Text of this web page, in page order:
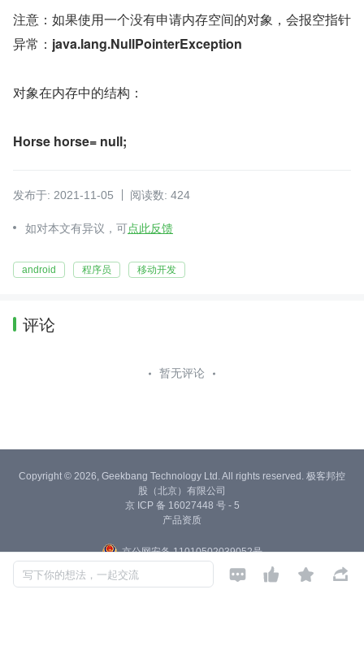
注意：如果使用一个没有申请内存空间的对象，会报空指针
异常： java.lang.NullPointerException
对象在内存中的结构：
Horse horse= null;
发布于: 2021-11-05 阅读数: 424
如对本文有异议，可点此反馈
android 程序员 移动开发
评论
暂无评论
写下你的想法，一起交流    
Copyright © 2026, Geekbang Technology Ltd. All rights reserved. 极客邦控
股（北京）有限公司
京 ICP 备 16027448 号 - 5
产品资质
京公网安备 11010502039052号